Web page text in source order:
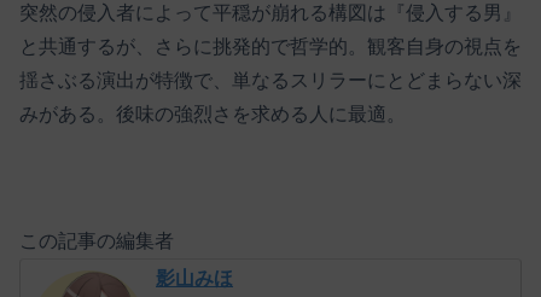
突然の侵入者によって平穏が崩れる構図は『侵入する男』
と共通するが、さらに挑発的で哲学的。観客自身の視点を
揺さぶる演出が特徴で、単なるスリラーにとどまらない深
みがある。後味の強烈さを求める人に最適。
この記事の編集者
影山みほ